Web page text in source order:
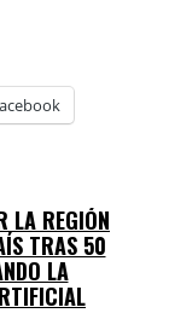
LA REGIÓN
TRAS 50
LA